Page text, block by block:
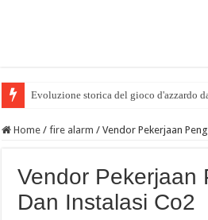
Evoluzione storica del gioco d'azzardo
Home / fire alarm / Vendor Pekerjaan
Vendor Pekerjaan
Dan Instalasi Co2